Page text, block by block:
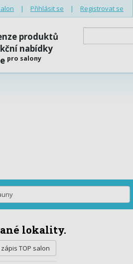
| Přihlásit se | Registrovat se
produktů
nabídky
pro salony
lokality.
TOP salon